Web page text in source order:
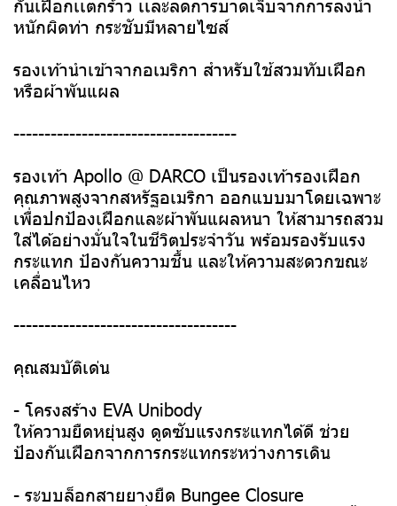
กันเฝือกเเตกร้าว เเละลดการบาดเจ็บจากการลงน้ำ
หนักผิดท่า กระชับมีหลายไซส์
รองเท้านำเข้าจากอเมริกา สำหรับใช้สวมทับเฝือก
หรือผ้าพันแผล
------------------------------------
รองเท้า Apollo @ DARCO เป็นรองเท้ารองเฝือก
คุณภาพสูงจากสหรัฐอเมริกา ออกแบบมาโดยเฉพาะ
เพื่อปกป้องเฝือกและผ้าพันแผลหนา ให้สามารถสวม
ใส่ได้อย่างมั่นใจในชีวิตประจำวัน พร้อมรองรับแรง
กระแทก ป้องกันความชื้น และให้ความสะดวกขณะ
เคลื่อนไหว
------------------------------------
คุณสมบัติเด่น
- โครงสร้าง EVA Unibody
ให้ความยืดหยุ่นสูง ดูดซับแรงกระแทกได้ดี ช่วย
ป้องกันเฝือกจากการกระแทกระหว่างการเดิน
- ระบบล็อกสายยางยืด Bungee Closure